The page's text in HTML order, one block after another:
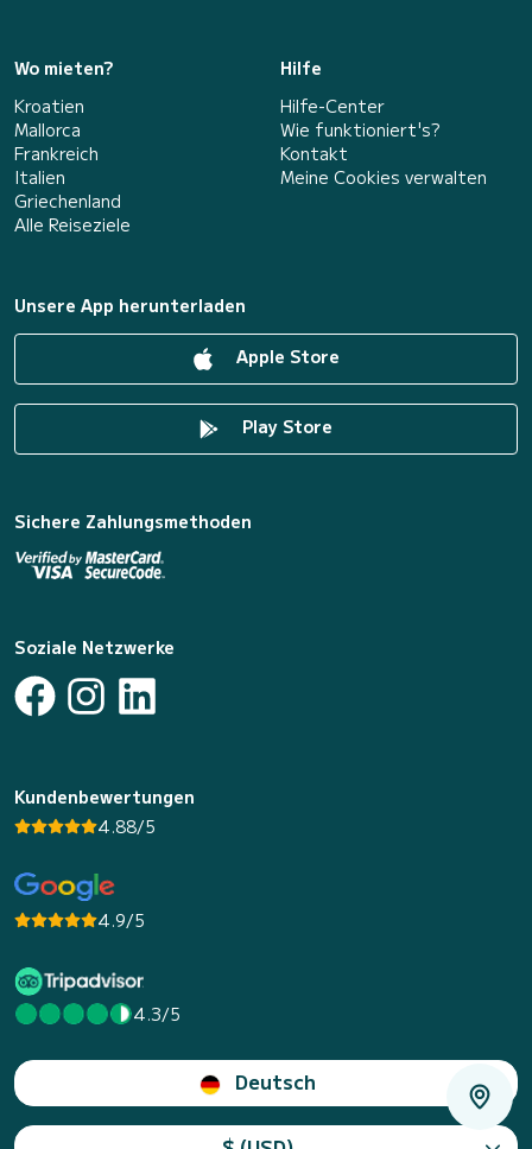
Wo mieten?
Kroatien
Mallorca
Frankreich
Italien
Griechenland
Alle Reiseziele
Hilfe
Hilfe-Center
Wie funktioniert's?
Kontakt
Meine Cookies verwalten
Unsere App herunterladen
Apple Store
Play Store
Sichere Zahlungsmethoden
Soziale Netzwerke
Kundenbewertungen
4.88/5
4.9/5
4.3/5
Deutsch